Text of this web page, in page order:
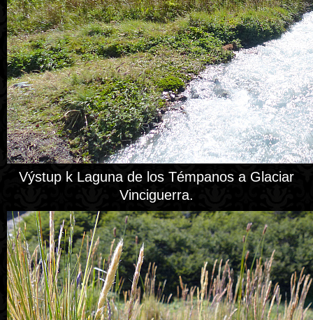
Výstup k Laguna de los Témpanos a Glaciar
Vinciguerra.